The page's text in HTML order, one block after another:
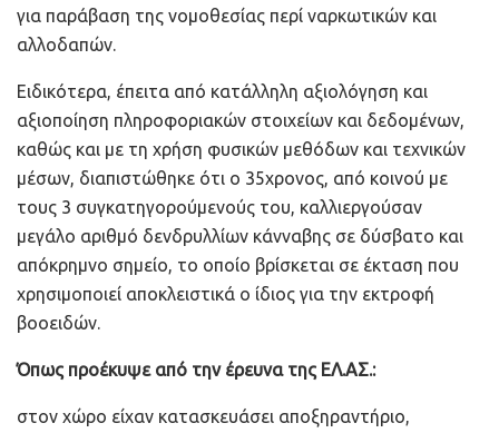
για παράβαση της νομοθεσίας περί ναρκωτικών και
αλλοδαπών.
Ειδικότερα, έπειτα από κατάλληλη αξιολόγηση και
αξιοποίηση πληροφοριακών στοιχείων και δεδομένων,
καθώς και με τη χρήση φυσικών μεθόδων και τεχνικών
μέσων, διαπιστώθηκε ότι ο 35χρονος, από κοινού με
τους 3 συγκατηγορούμενούς του, καλλιεργούσαν
μεγάλο αριθμό δενδρυλλίων κάνναβης σε δύσβατο και
απόκρημνο σημείο, το οποίο βρίσκεται σε έκταση που
χρησιμοποιεί αποκλειστικά ο ίδιος για την εκτροφή
βοοειδών.
Όπως προέκυψε από την έρευνα της ΕΛ.ΑΣ.:
στον χώρο είχαν κατασκευάσει αποξηραντήριο,